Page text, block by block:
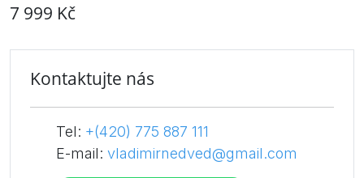
7 999 Kč
Kontaktujte nás
Tel: +(420) 775 887 111
E-mail: vladimirnedved@gmail.com